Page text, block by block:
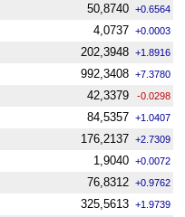
50,8740 +0.6564
4,0737 +0.0003
202,3948 +1.8916
992,3408 +7.3780
42,3379 -0.0298
84,5357 +1.0407
176,2137 +2.7309
1,9040 +0.0072
76,8312 +0.9762
325,5613 +1.9739